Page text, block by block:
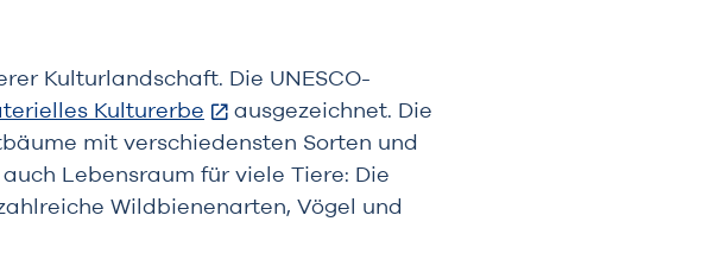
Kulturlandschaft. Die UNESCO-
Kulturerbe
ausgezeichnet. Die
mit verschiedensten Sorten und
Lebensraum für viele Tiere: Die
Wildbienenarten, Vögel und